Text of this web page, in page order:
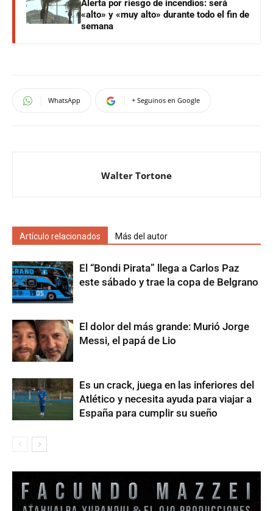
Alerta por riesgo de incendios: será
«alto» y «muy alto» durante todo el fin de
semana
WhatsApp + Seguinos en Google
Walter Tortone
Artículo relacionados Más del autor
El “Bondi Pirata” llega a Carlos Paz
este sábado y trae la copa de Belgrano
El dolor del más grande: Murió Jorge
Messi, el papá de Lio
Es un crack, juega en las inferiores del
Atlético y necesita ayuda para viajar a
España para cumplir su sueño